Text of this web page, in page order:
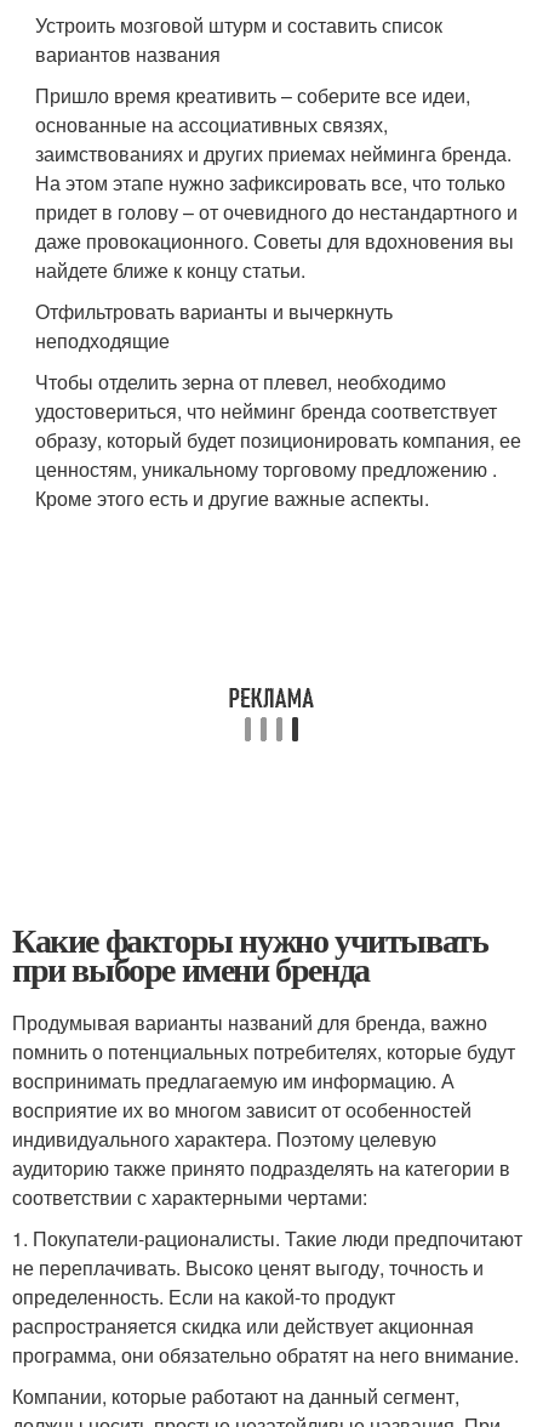
Устроить мозговой штурм и составить список
вариантов названия
Пришло время креативить – соберите все идеи,
основанные на ассоциативных связях,
заимствованиях и других приемах нейминга бренда.
На этом этапе нужно зафиксировать все, что только
придет в голову – от очевидного до нестандартного и
даже провокационного. Советы для вдохновения вы
найдете ближе к концу статьи.
Отфильтровать варианты и вычеркнуть
неподходящие
Чтобы отделить зерна от плевел, необходимо
удостовериться, что нейминг бренда соответствует
образу, который будет позиционировать компания, ее
ценностям, уникальному торговому предложению .
Кроме этого есть и другие важные аспекты.
Какие факторы нужно учитывать
при выборе имени бренда
Продумывая варианты названий для бренда, важно
помнить о потенциальных потребителях, которые будут
воспринимать предлагаемую им информацию. А
восприятие их во многом зависит от особенностей
индивидуального характера. Поэтому целевую
аудиторию также принято подразделять на категории в
соответствии с характерными чертами:
1. Покупатели-рационалисты. Такие люди предпочитают
не переплачивать. Высоко ценят выгоду, точность и
определенность. Если на какой-то продукт
распространяется скидка или действует акционная
программа, они обязательно обратят на него внимание.
Компании, которые работают на данный сегмент,